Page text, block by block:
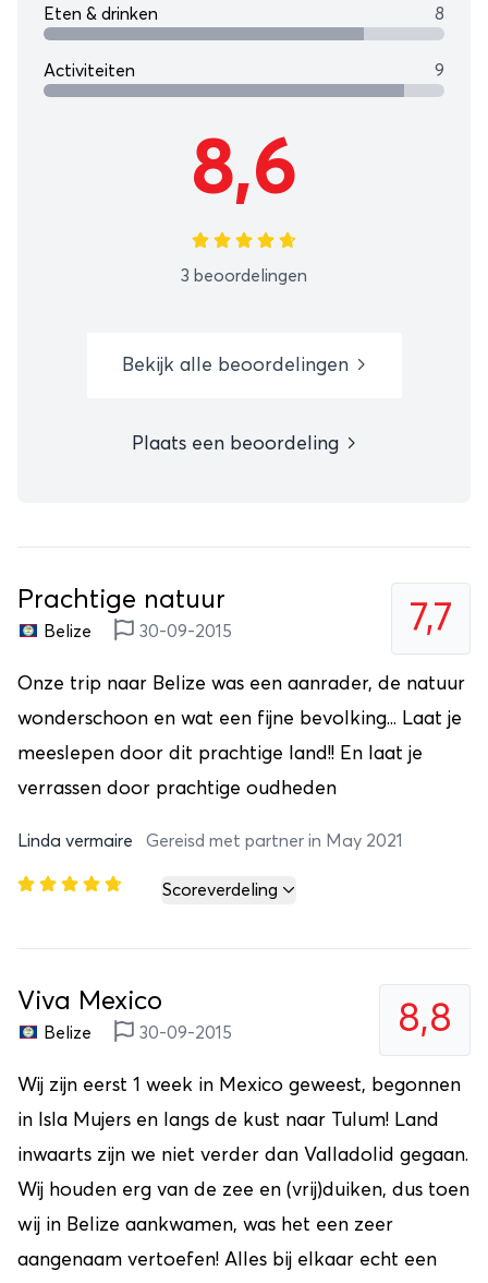
Eten & drinken 8
Activiteiten 9
8,6
3 beoordelingen
Bekijk alle beoordelingen
Plaats een beoordeling
7,7
Prachtige natuur
Belize 30-09-2015
Onze trip naar Belize was een aanrader, de natuur
wonderschoon en wat een fijne bevolking... Laat je
meeslepen door dit prachtige land!! En laat je
verrassen door prachtige oudheden
Linda vermaire Gereisd met partner in May 2021
Scoreverdeling
8,8
Viva Mexico
Belize 30-09-2015
Wij zijn eerst 1 week in Mexico geweest, begonnen
in Isla Mujers en langs de kust naar Tulum! Land
inwaarts zijn we niet verder dan Valladolid gegaan.
Wij houden erg van de zee en (vrij)duiken, dus toen
wij in Belize aankwamen, was het een zeer
aangenaam vertoefen! Alles bij elkaar echt een